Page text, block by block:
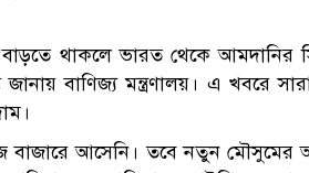
থাকলে ভারত থেকে আমদানির
বাণিজ্য মন্ত্রণালয়। এ খবরে
বাজারে আসেনি। তবে নতুন মৌসুমের